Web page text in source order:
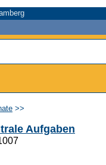
>>
Aufgaben